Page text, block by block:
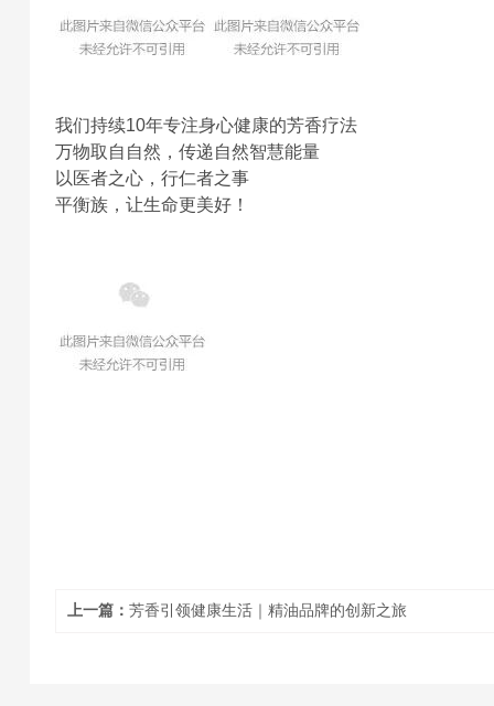
我们持续10年专注身心健康的芳香疗法
万物取自自然，传递自然智慧能量
以医者之心，行仁者之事
平衡族，让生命更美好！
上一篇： 芳香引领健康生活｜精油品牌的创新之旅